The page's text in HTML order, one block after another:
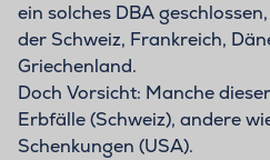
ein solches DBA
der Schweiz, Frankreich,
Griechenland.
Doch Vorsicht: Manche
Erbfälle (Schweiz), andere
Schenkungen (USA).